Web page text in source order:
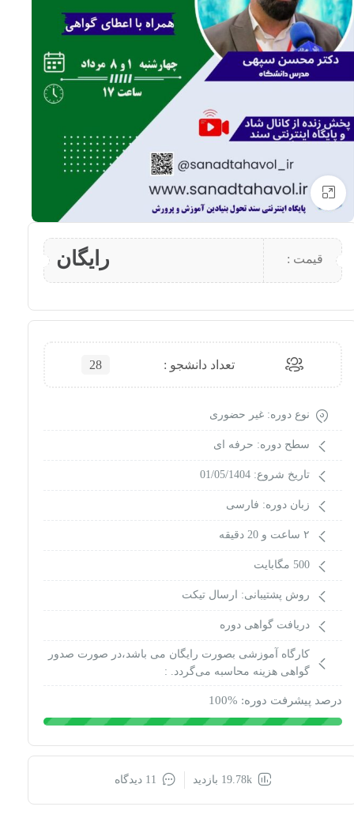
بزرگنمایی تصویر
قیمت : رایگان
تعداد دانشجو : 28
نوع دوره: غیر حضوری
سطح دوره: حرفه ای
تاریخ شروع: 01/05/1404
زبان دوره: فارسی
٢ ساعت و 20 دقیقه
500 مگابایت
روش پشتیبانی: ارسال تیکت
دریافت گواهی دوره
کارگاه آموزشی بصورت رایگان می باشد،در صورت صدور
گواهی هزینه محاسبه می‌گردد. :
درصد پیشرفت دوره: %100
19.78k بازدید 11 دیدگاه